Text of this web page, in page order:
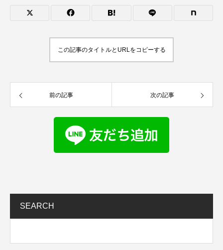
この記事のタイトルとURLをコピーする
前の記事 次の記事
SEARCH